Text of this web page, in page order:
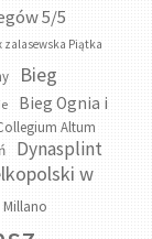
5/5
zalasewska Piątka
Bieg
Bieg Ognia i
Altum
Dynasplint
w
Millano